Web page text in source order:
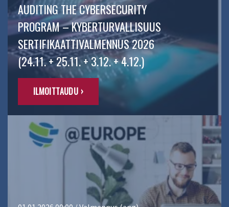
AUDITING THE CYBERSECURITY
PROGRAM – KYBERTURVALLISUUS
SERTIFIKAATTIVALMENNUS 2026
(24.11. + 25.11. + 3.12. + 4.12.)
ILMOITTAUDU ›